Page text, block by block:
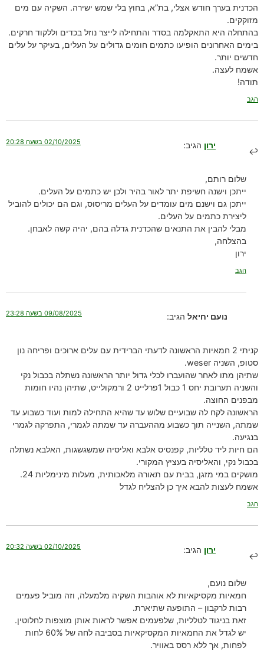
הכדנית בערך חודש אצלי, בת”א, בחוץ בלי שמש ישירה. השקיה עם מים
מזוקקים.
בהתחלה היא התאקלמה בסדר והתחילה לייצר נוזל בכדים וללקוד חרקים.
בימים האחרונים הופיעו כתמים חומים גדולים על העלים, בעיקר על עלים
חדשים יותר.
אשמח לעצה.
תודה!
הגב
ירון הגיב: 02/10/2025 בשעה 20:28
שלום רותם,
ייתכן וישנה חשיפת יתר לאור בהיר ולכן יש כתמים על העלים.
ייתכן גם וישנם מים עומדים על העלים מריסוס, וגם הם יכולים להוביל
ליצירת כתמים על העלים.
מבלי להבין את התנאים שהכדנית גדלה בהם, יהיה קשה לאבחן.
בהצלחה,
ירון
הגב
נועם יחיאל הגיב: 09/08/2025 בשעה 23:28
קניתי 2 חמאיות הראשונה לדעתי הברידית עם עלים ארוכים ופריחה נון
סטופ, השניה weser.
שתיהן מתו לאחר שהועברו לכלי גדול יותר הראשונה נשתלה בכבול נקי
והשניה תערובת יחס 1 כבול 1פרלייט 2 ורמקולייט, שתיהן נהיו חומות
מבפנים החוצה.
הראשונה לקח לה שבועיים שלוש עד שהיא התחילה למות ועוד כשבוע עד
שמתה, השנייה תוך כשבוע מההעברה עד שמתה לגמרי, התפרקה לגמרי
בנגיעה.
הם חיות ליד טלליות, קפנסיס אלבא ואליסיה שמשגשגות, האלבא נשתלה
בכבול נקי, והאליסיה בעציץ המקורי.
מושקים במי מזגן, בבית עם תאורה מלאכותית, מעלות מינימליות 24.
אשמח לעצות להבא איך כן להצליח לגדל
הגב
ירון הגיב: 02/10/2025 בשעה 20:32
שלום נועם,
חמאיות מקסיקאיות לא אוהבות השקיה מלמעלה, וזה מוביל פעמים
רבות לרקבון – התופעה שתיארת.
זאת בניגוד לטלליות, שלפעמים אפשר לראות אותן מוצפות לחלוטין.
יש לגדל את החמאיות המקסיקאיות בסביבה לחה של 60% לחות
לפחות, אך ללא רסס באוויר.